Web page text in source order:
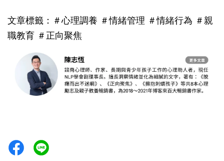
文章標籤：＃心理調養 ＃情緒管理 ＃情緒行為 ＃親
職教育 ＃正向聚焦